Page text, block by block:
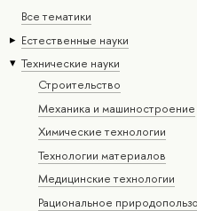
Все тематики
Естественные науки
Тех­ничес­кие науки
Строительство
Механика и машиностроение
Химические технологии
Технологии материалов
Медицинские технологии
Рациональное